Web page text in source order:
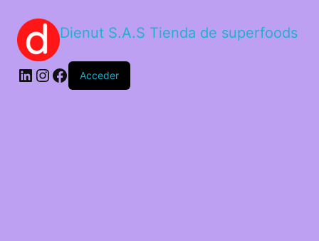
Dienut S.A.S Tienda de superfoods
Acceder